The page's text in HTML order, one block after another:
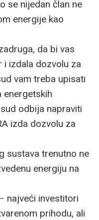
se nijedan član ne
energije kao
da bi vas
i izdala dozvolu za
vam treba upisati
energetskih
odbija napraviti
izda dozvolu za
sustava trenutno ne
energiju na
najveći investitori
prihodu, ali